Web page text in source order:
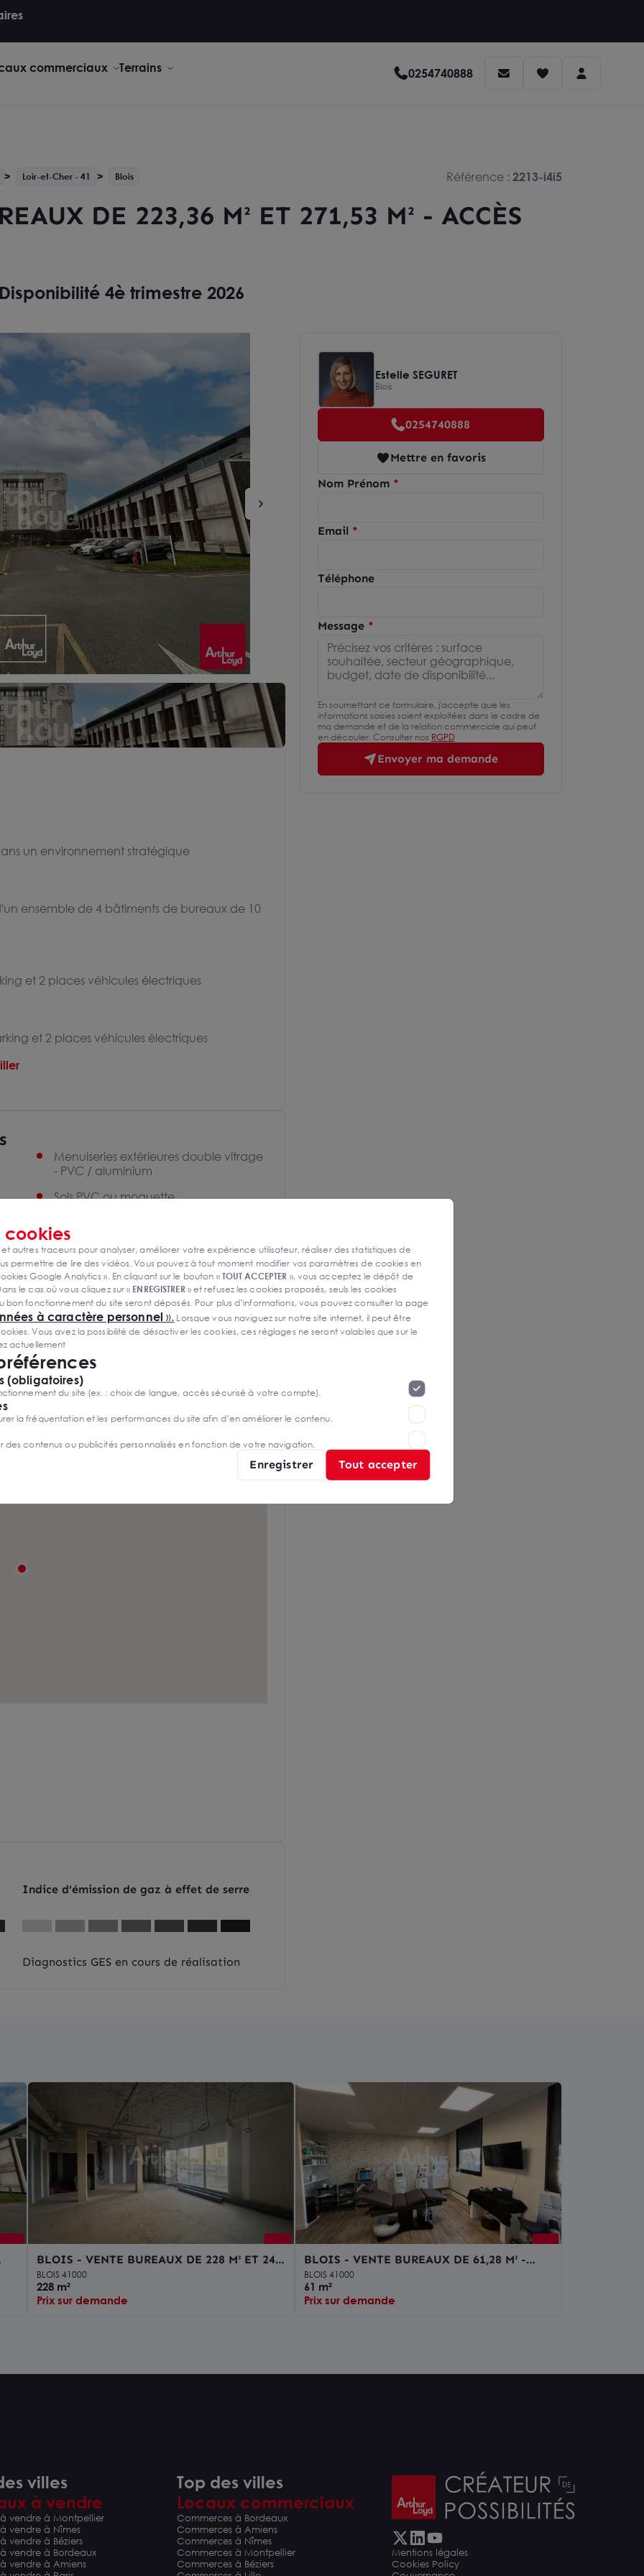
commerciaux Terrains 0254740888
Loir-et-Cher - 41 Blois Référence : 2213-i4i5
DE 223,36 M² ET 271,53 M² - ACCÈS
Disponibilité 4è trimestre 2026
un environnement stratégique
ensemble de 4 bâtiments de bureaux de 10
et 2 places véhicules électriques
et 2 places véhicules électriques
Menuiseries extérieures double vitrage
- PVC / aluminium
Sols PVC ou moquette
Sanitaires privatifs dans chaque lot
1 place de stationnement pour 25 m²
de bureaux
50 places visiteurs sur l'ensemble du
site pour l'ensemble des occupants
possibles
Indice d'émission de gaz à effet de serre
Diagnostics GES en cours de réalisation
Estelle SEGURET
Blois
0254740888
Mettre en favoris
Nom Prénom
Email
Téléphone
Message
En soumettant ce formulaire, j'accepte que les
informations saisies soient exploitées dans le cadre de
ma demande et de la relation commerciale qui peut
en découler. Consulter nos RGPD
Envoyer ma demande
BLOIS - VENTE BUREAUX DE 228 M² ET 243
M² - AU PIED DE LA GARE DE BLOIS
BLOIS 41000
228 m²
Prix sur demande
BLOIS - VENTE BUREAUX DE 61,28 M² -
QUARTIER ADMINISTRATIF
BLOIS 41000
61 m²
Prix sur demande
villes
à vendre
à vendre à Montpellier
vendre à Nîmes
vendre à Béziers
vendre à Bordeaux
vendre à Amiens
Top des villes
Locaux commerciaux
Commerces à Bordeaux
Commerces à Amiens
Commerces à Nîmes
Commerces à Montpellier
Commerces à Béziers
Mentions légales
Cookies Policy
cookies
et autres traceurs pour analyser, améliorer votre expérience utilisateur, réaliser des statistiques de
permettre de lire des vidéos. Vous pouvez à tout moment modifier vos paramètres de cookies en
Google Analytics ». En cliquant sur le bouton «TOUT ACCEPTER », vous acceptez le dépôt de
le cas où vous cliquez sur « ENREGISTRER» et refusez les cookies proposés, seuls les cookies
bon fonctionnement du site seront déposés. Pour plus d’informations, vous pouvez consulter la page
à caractère personnel ». Lorsque vous naviguez sur notre site internet, il peut être
Vous avez la possibilité de désactiver les cookies, ces réglages ne seront valables que sur le
actuellement
(obligatoires)
du site (ex. : choix de langue, accès sécurisé à votre compte).
la fréquentation et les performances du site afin d’en améliorer le contenu.
des contenus ou publicités personnalisés en fonction de votre navigation.
Enregistrer Tout accepter